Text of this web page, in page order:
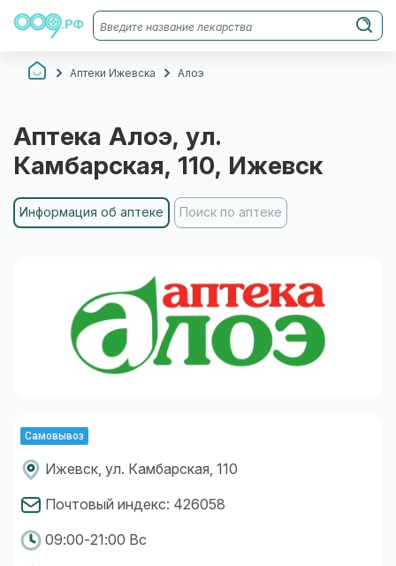
Аптеки Ижевска Алоэ
Аптека Алоэ, ул.
Камбарская, 110, Ижевск
Информация об аптеке Поиск по аптеке
Самовывоз
Ижевск, ул. Камбарская, 110
Почтовый индекс: 426058
09:00-21:00 Вс